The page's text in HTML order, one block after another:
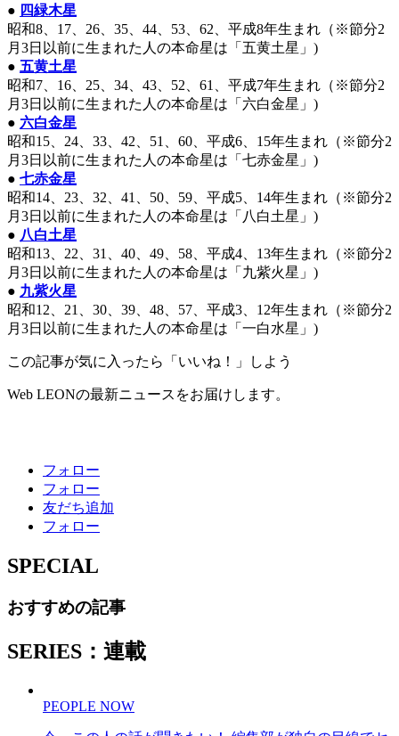
● 四緑木星
昭和8、17、26、35、44、53、62、平成8年生まれ（※節分2
月3日以前に生まれた人の本命星は「五黄土星」)
● 五黄土星
昭和7、16、25、34、43、52、61、平成7年生まれ（※節分2
月3日以前に生まれた人の本命星は「六白金星」)
● 六白金星
昭和15、24、33、42、51、60、平成6、15年生まれ（※節分2
月3日以前に生まれた人の本命星は「七赤金星」)
● 七赤金星
昭和14、23、32、41、50、59、平成5、14年生まれ（※節分2
月3日以前に生まれた人の本命星は「八白土星」)
● 八白土星
昭和13、22、31、40、49、58、平成4、13年生まれ（※節分2
月3日以前に生まれた人の本命星は「九紫火星」)
● 九紫火星
昭和12、21、30、39、48、57、平成3、12年生まれ（※節分2
月3日以前に生まれた人の本命星は「一白水星」)
この記事が気に入ったら「いいね！」しよう
Web LEONの最新ニュースをお届けします。
フォロー
フォロー
友だち追加
フォロー
SPECIAL
おすすめの記事
SERIES：連載
PEOPLE NOW